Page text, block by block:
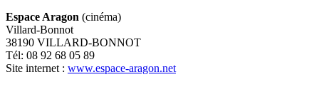
Espace Aragon (cinéma)
Villard-Bonnot
38190 VILLARD-BONNOT
Tél: 08 92 68 05 89
Site internet : www.espace-aragon.net